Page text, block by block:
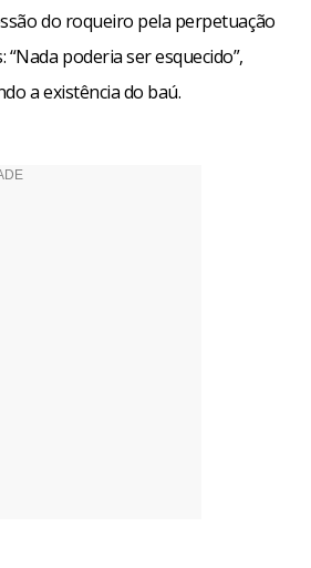
do roqueiro pela perpetuação
poderia ser esquecido”,
a existência do baú.